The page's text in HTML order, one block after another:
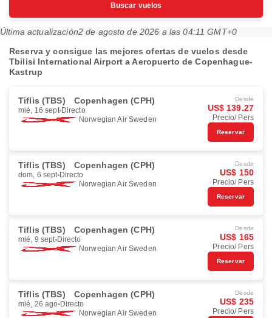
Buscar vuelos
Última actualización2 de agosto de 2026 a las 04:11 GMT+0
Reserva y consigue las mejores ofertas de vuelos desde
Tbilisi International Airport a Aeropuerto de Copenhague-
Kastrup
Tiflis (TBS) Copenhagen (CPH)
mié, 16 sept Directo
Norwegian Air Sweden
Desde
US$ 139.27
Precio/ Pers
Reservar
Tiflis (TBS) Copenhagen (CPH)
dom, 6 sept Directo
Norwegian Air Sweden
Desde
US$ 150
Precio/ Pers
Reservar
Tiflis (TBS) Copenhagen (CPH)
mié, 9 sept Directo
Norwegian Air Sweden
Desde
US$ 165
Precio/ Pers
Reservar
Tiflis (TBS) Copenhagen (CPH)
mié, 26 ago Directo
Norwegian Air Sweden
Desde
US$ 235
Precio/ Pers